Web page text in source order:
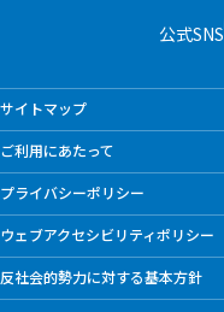
公式SNS
サイトマップ
ご利用にあたって
プライバシーポリシー
ウェブアクセシビリティポリシー
反社会的勢力に対する基本方針